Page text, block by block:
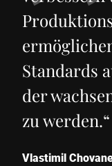
Standards
der
zu werden.“
Vlastimil